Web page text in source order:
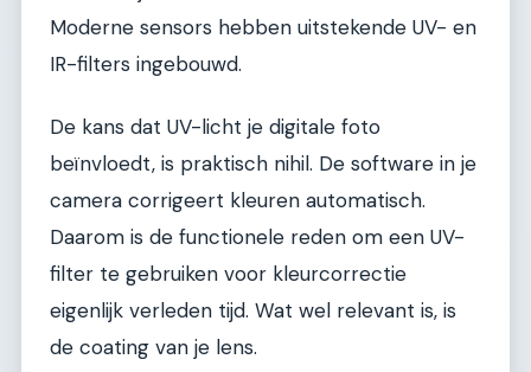
Moderne sensors hebben uitstekende UV- en
IR-filters ingebouwd.
De kans dat UV-licht je digitale foto
beïnvloedt, is praktisch nihil. De software in je
camera corrigeert kleuren automatisch.
Daarom is de functionele reden om een UV-
filter te gebruiken voor kleurcorrectie
eigenlijk verleden tijd. Wat wel relevant is, is
de coating van je lens.